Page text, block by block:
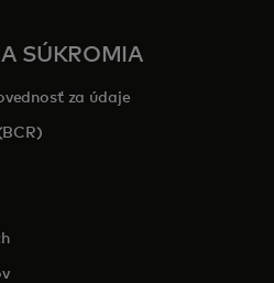
SÚKROMIA
za údaje
new tab